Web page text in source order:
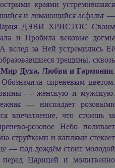
краями устремившаяся
и ломающийся асфальт —
ДЭВИ ХРИСТОС Своим
и Пробила вековые догмы
вслед за Ней устремились Её
трещины, сквозь
Духа, Любви и Гармонии.
сиреневым цветом.
— женскую и мужскую:
— ниспадает розовыми
впечатление, что стоишь за
розовое Небо поливает
струйками и каплями стекает
— под дождём стоит молодой
Царицей и молитвенно